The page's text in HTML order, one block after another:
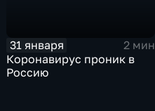
31 января
2 мин
Коронавирус проник в
Россию